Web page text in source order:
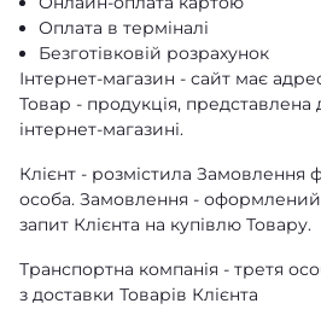
Оплата в терміналі
Безготівковій розрахунок
Інтернет-магазин - сайт має
Товар - продукція,
інтернет-магазині.
Клієнт - розмістила Замовлення
особа. Замовлення -
запит Клієнта на купівлю Товару.
Транспортна компанія - третя
з доставки Товарів Клієнта